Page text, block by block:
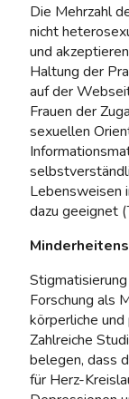
Die Mehrzahl
nicht
und
Haltung der
auf der
Frauen der
sexuellen
Lebensweisen
dazu geeignet
Forschung als
körperliche
Zahlreiche
belegen, dass
für Herz-